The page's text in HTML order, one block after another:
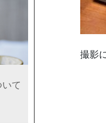
撮影
て